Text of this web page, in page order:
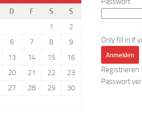
D F S
S
1
2
6 7 8
9
13 14 15
16
20 21 22
23
27 28 29
30
Only fill in if
Registrieren
Passwort